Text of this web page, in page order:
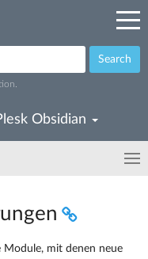
Search
Obsidian
Module, mit denen neue